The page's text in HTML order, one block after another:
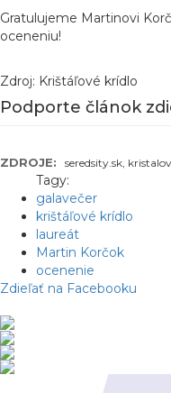
Gratulujeme Martinovi
oceneniu!
Zdroj: Krištáľové krídlo
Podporte článok
ZDROJE: seredsity.sk,
Tagy:
galavečer
krištáľové krídlo
laureát
Martin Korčok
ocenenie
Zdieľať na Facebooku